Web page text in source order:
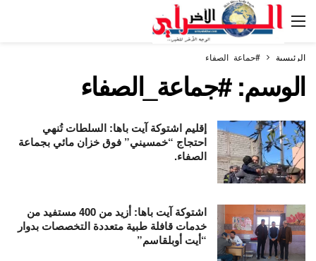
الرئيسية #جماعة_الصفاء
الوسم:#جماعة_الصفاء
إقليم اشتوكة آيت باها: السلطات تُنهي
احتجاج “خمسيني” فوق خزان مائي بجماعة
الصفاء.
اشتوكة آيت باها: أزيد من 400 مستفيد من
خدمات قافلة طبية متعددة التخصصات بدوار
“أيت أوبلقاسم”